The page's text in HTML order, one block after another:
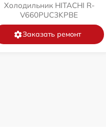
Холодильник HITACHI R-
V660PUC3KPBE
Заказать ремонт